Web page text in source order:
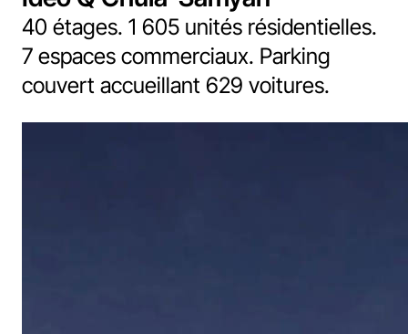
40 étages. 1 605 unités résidentielles.
7 espaces commerciaux. Parking
couvert accueillant 629 voitures.